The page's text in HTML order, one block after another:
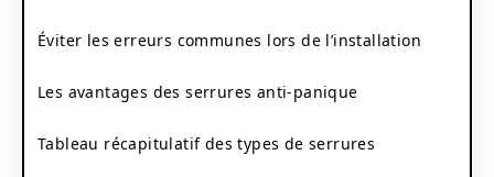
Éviter les erreurs communes lors de l’installation
Les avantages des serrures anti-panique
Tableau récapitulatif des types de serrures